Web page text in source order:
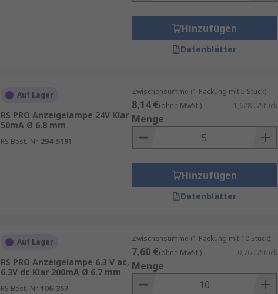
Hinzufügen
Datenblätter
Auf Lager
RS PRO Anzeigelampe 24V Klar
50mA Ø 6.8 mm
RS Best.-Nr. 294-5191
Zwischensumme (1 Packung mit 5 Stück)
8,14 €(ohne MwSt.) 1,628 €/Stück
Menge
Hinzufügen
Datenblätter
Auf Lager
RS PRO Anzeigelampe 6.3 V ac,
6.3V dc Klar 200mA Ø 6.7 mm
RS Best.-Nr. 106-357
Zwischensumme (1 Packung mit 10 Stück)
7,60 €(ohne MwSt.) 0,76 €/Stück
Menge